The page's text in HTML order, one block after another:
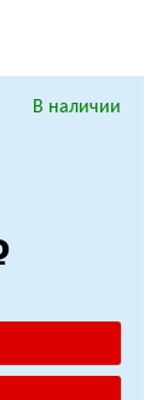
В наличии